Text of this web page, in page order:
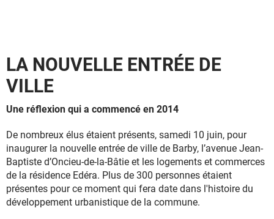
LA NOUVELLE ENTRÉE DE
VILLE
Une réflexion qui a commencé en 2014
De nombreux élus étaient présents, samedi 10 juin, pour
inaugurer la nouvelle entrée de ville de Barby, l’avenue Jean-
Baptiste d’Oncieu-de-la-Bâtie et les logements et commerces
de la résidence Edéra. Plus de 300 personnes étaient
présentes pour ce moment qui fera date dans l'histoire du
développement urbanistique de la commune.